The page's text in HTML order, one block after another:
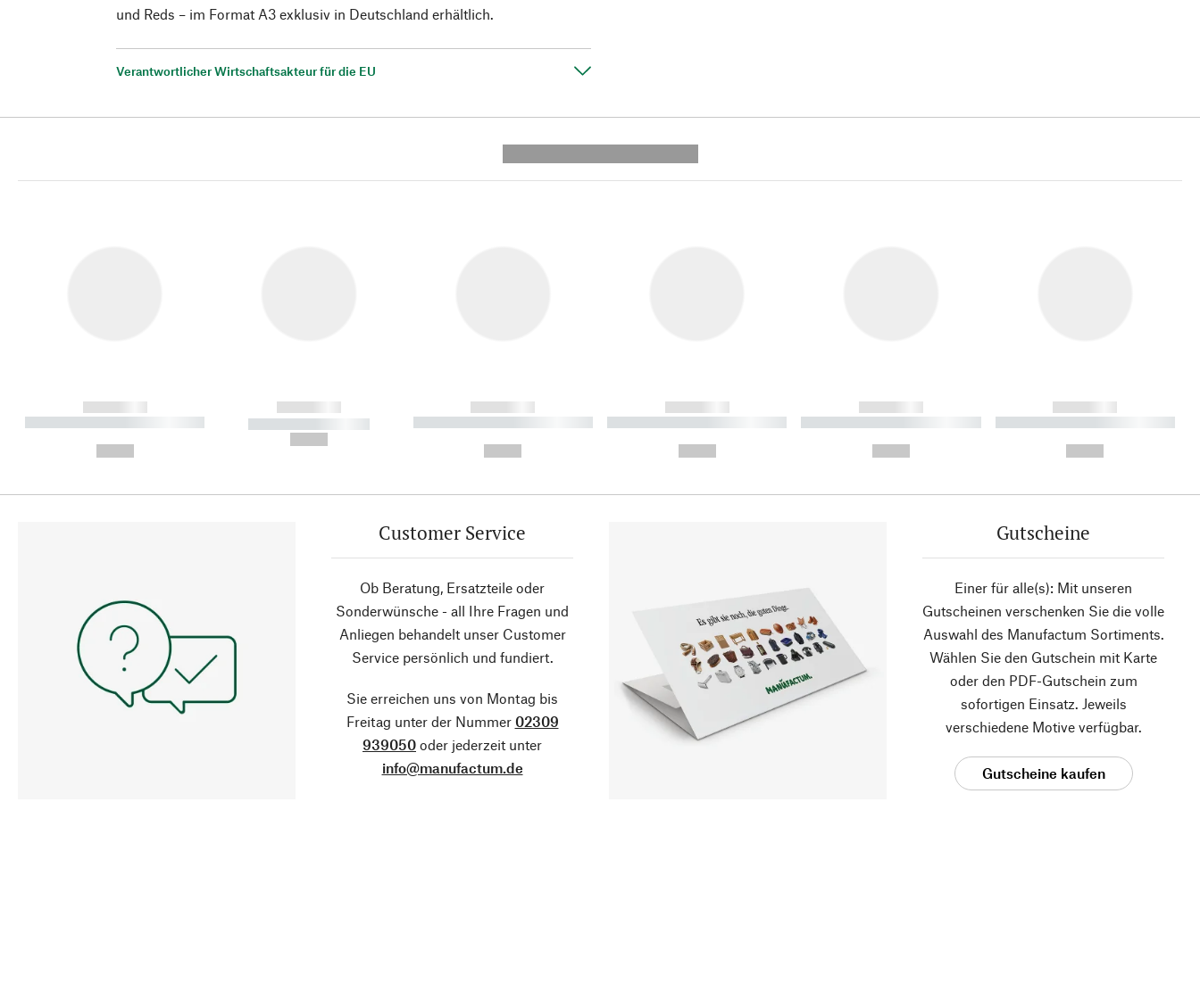
und Reds – im Format A3 exklusiv in Deutschland erhältlich.
Verantwortlicher Wirtschaftsakteur für die EU
------------
----------- ----------- ----------
------------
----------- -----------
------------
----------- ----------- ----------
------------
----------- ----------- ----------
------------
----------- ----------- ----------
------------
----------- ----------- ----------
Customer Service
Ob Beratung, Ersatzteile oder
Sonderwünsche - all Ihre Fragen und
Anliegen behandelt unser Customer
Service persönlich und fundiert.
Sie erreichen uns von Montag bis
Freitag unter der Nummer 02309
939050 oder jederzeit unter
info@manufactum.de
Gutscheine
Einer für alle(s): Mit unseren
Gutscheinen verschenken Sie die volle
Auswahl des Manufactum Sortiments.
Wählen Sie den Gutschein mit Karte
oder den PDF-Gutschein zum
sofortigen Einsatz. Jeweils
verschiedene Motive verfügbar.
Gutscheine kaufen